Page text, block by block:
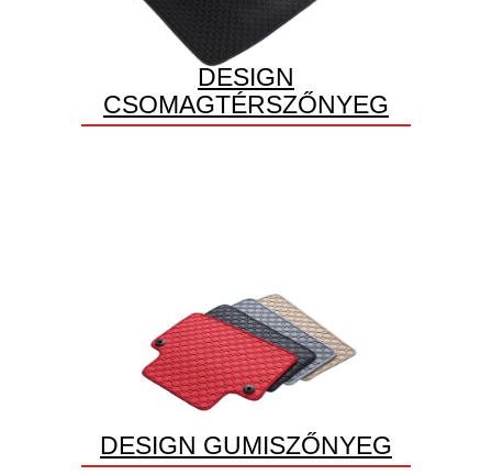
DESIGN
CSOMAGTÉRSZŐNYEG
DESIGN GUMISZŐNYEG